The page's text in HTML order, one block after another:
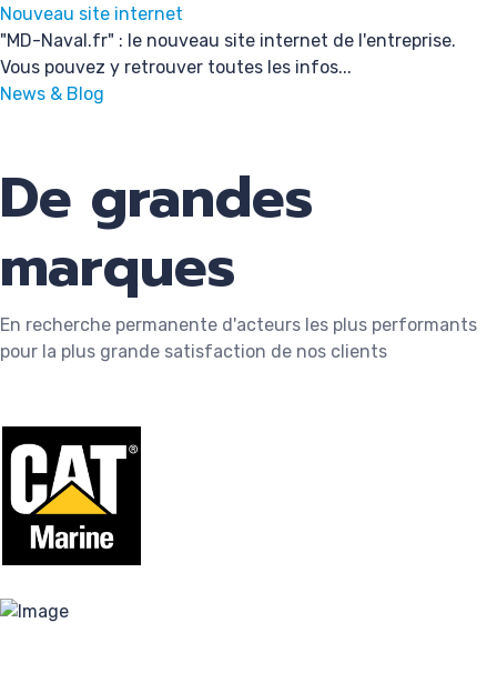
Nouveau site internet
"MD-Naval.fr" : le nouveau site internet de l'entreprise.
Vous pouvez y retrouver toutes les infos...
News & Blog
De grandes
marques
En recherche permanente d'acteurs les plus performants
pour la plus grande satisfaction de nos clients